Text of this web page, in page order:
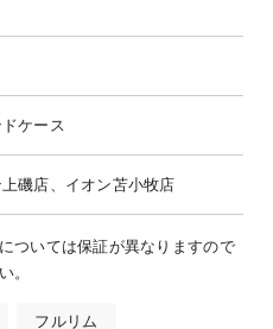
ケース
磯店、イオン苫小牧店
ついては保証が異なりますので
。
フルリム